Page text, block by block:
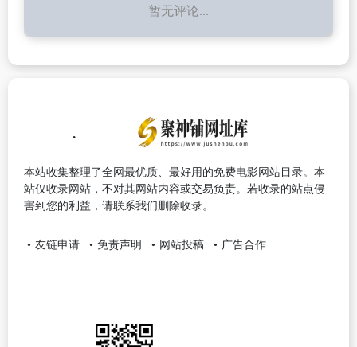
暂无评论...
本站收集整理了全网最优质、最好用的免费电影网站目录。本
站仅收录网站，不对其网站内容或交易负责。若收录的站点侵
害到您的利益，请联系我们删除收录。
友链申请 免责声明 网站投稿 广告合作